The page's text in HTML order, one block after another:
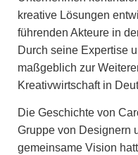
kreative Lösungen
führenden Akteure in
Durch seine Expertise
maßgeblich zur
Kreativwirtschaft in
Die Geschichte von
Gruppe von Designern
gemeinsame Vision